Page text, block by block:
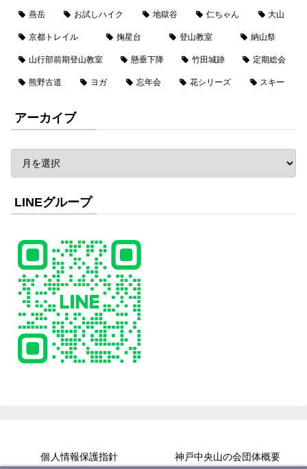
燕岳 お試しハイク 地獄谷 仁ちゃん 大山
京都トレイル 掬星台 登山教室 納山祭
山行部前期登山教室 懸垂下降 竹田城跡 定期総会
熊野古道 ヨガ 忘年会 花シリーズ スキー
アーカイブ
LINEグループ
個人情報保護指針 神戸中央山の会団体概要